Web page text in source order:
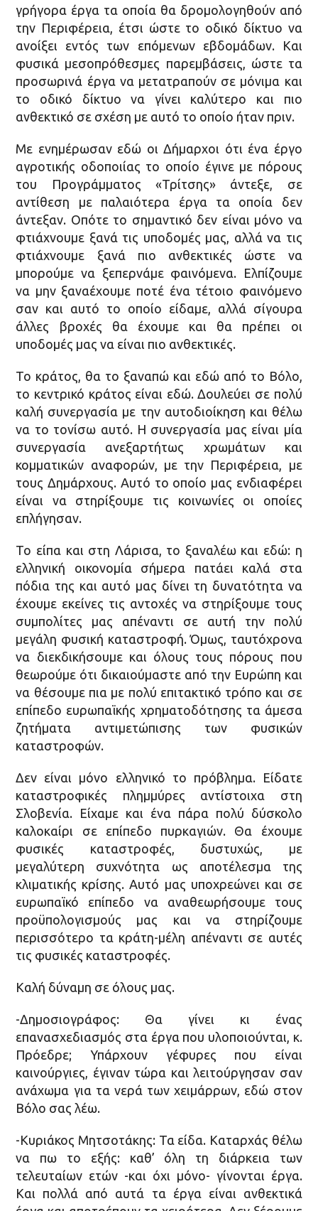
γρήγορα έργα τα οποία θα δρομολογηθούν από
την Περιφέρεια, έτσι ώστε το οδικό δίκτυο να
ανοίξει εντός των επόμενων εβδομάδων. Και
φυσικά μεσοπρόθεσμες παρεμβάσεις, ώστε τα
προσωρινά έργα να μετατραπούν σε μόνιμα και
το οδικό δίκτυο να γίνει καλύτερο και πιο
ανθεκτικό σε σχέση με αυτό το οποίο ήταν πριν.
Με ενημέρωσαν εδώ οι Δήμαρχοι ότι ένα έργο
αγροτικής οδοποιίας το οποίο έγινε με πόρους
του Προγράμματος «Τρίτσης» άντεξε, σε
αντίθεση με παλαιότερα έργα τα οποία δεν
άντεξαν. Οπότε το σημαντικό δεν είναι μόνο να
φτιάχνουμε ξανά τις υποδομές μας, αλλά να τις
φτιάχνουμε ξανά πιο ανθεκτικές ώστε να
μπορούμε να ξεπερνάμε φαινόμενα. Ελπίζουμε
να μην ξαναέχουμε ποτέ ένα τέτοιο φαινόμενο
σαν και αυτό το οποίο είδαμε, αλλά σίγουρα
άλλες βροχές θα έχουμε και θα πρέπει οι
υποδομές μας να είναι πιο ανθεκτικές.
Το κράτος, θα το ξαναπώ και εδώ από το Βόλο,
το κεντρικό κράτος είναι εδώ. Δουλεύει σε πολύ
καλή συνεργασία με την αυτοδιοίκηση και θέλω
να το τονίσω αυτό. Η συνεργασία μας είναι μία
συνεργασία ανεξαρτήτως χρωμάτων και
κομματικών αναφορών, με την Περιφέρεια, με
τους Δημάρχους. Αυτό το οποίο μας ενδιαφέρει
είναι να στηρίξουμε τις κοινωνίες οι οποίες
επλήγησαν.
Το είπα και στη Λάρισα, το ξαναλέω και εδώ: η
ελληνική οικονομία σήμερα πατάει καλά στα
πόδια της και αυτό μας δίνει τη δυνατότητα να
έχουμε εκείνες τις αντοχές να στηρίξουμε τους
συμπολίτες μας απέναντι σε αυτή την πολύ
μεγάλη φυσική καταστροφή. Όμως, ταυτόχρονα
να διεκδικήσουμε και όλους τους πόρους που
θεωρούμε ότι δικαιούμαστε από την Ευρώπη και
να θέσουμε πια με πολύ επιτακτικό τρόπο και σε
επίπεδο ευρωπαϊκής χρηματοδότησης τα άμεσα
ζητήματα αντιμετώπισης των φυσικών
καταστροφών.
Δεν είναι μόνο ελληνικό το πρόβλημα. Είδατε
καταστροφικές πλημμύρες αντίστοιχα στη
Σλοβενία. Είχαμε και ένα πάρα πολύ δύσκολο
καλοκαίρι σε επίπεδο πυρκαγιών. Θα έχουμε
φυσικές καταστροφές, δυστυχώς, με
μεγαλύτερη συχνότητα ως αποτέλεσμα της
κλιματικής κρίσης. Αυτό μας υποχρεώνει και σε
ευρωπαϊκό επίπεδο να αναθεωρήσουμε τους
προϋπολογισμούς μας και να στηρίζουμε
περισσότερο τα κράτη-μέλη απέναντι σε αυτές
τις φυσικές καταστροφές.
Καλή δύναμη σε όλους μας.
-Δημοσιογράφος: Θα γίνει κι ένας
επανασχεδιασμός στα έργα που υλοποιούνται, κ.
Πρόεδρε; Υπάρχουν γέφυρες που είναι
καινούργιες, έγιναν τώρα και λειτούργησαν σαν
ανάχωμα για τα νερά των χειμάρρων, εδώ στον
Βόλο σας λέω.
-Κυριάκος Μητσοτάκης: Τα είδα. Καταρχάς θέλω
να πω το εξής: καθ’ όλη τη διάρκεια των
τελευταίων ετών -και όχι μόνο- γίνονται έργα.
Και πολλά από αυτά τα έργα είναι ανθεκτικά